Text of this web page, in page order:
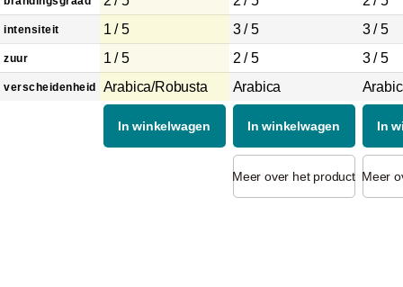
intensiteit
zuur
verscheidenheid
1 / 5
1 / 5
Arabica/Robusta
In winkelwagen
3 / 5
2 / 5
Arabica
In winkelwagen
Meer over het product
3 / 5
3 / 5
In
Meer